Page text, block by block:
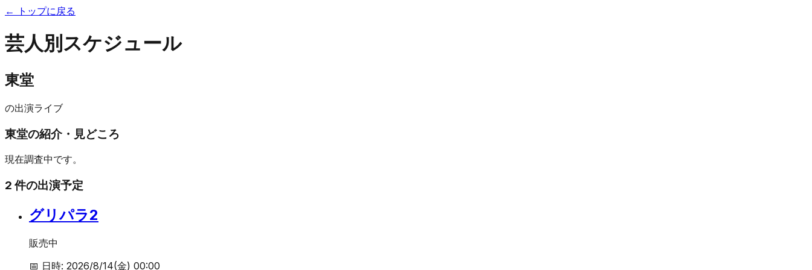
← トップに戻る
芸人別スケジュール
東堂
の出演ライブ
東堂の紹介・見どころ
現在調査中です。
2 件の出演予定
グリパラ2
販売中
📅 日時: 2026/8/14(金) 00:00